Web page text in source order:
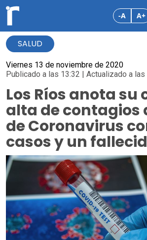
-A A+
SALUD
Viernes 13 de noviembre de 2020
Publicado a las 13:32 | Actualizado a las
Los Ríos anota su
alta de contagios
de Coronavirus
casos y un